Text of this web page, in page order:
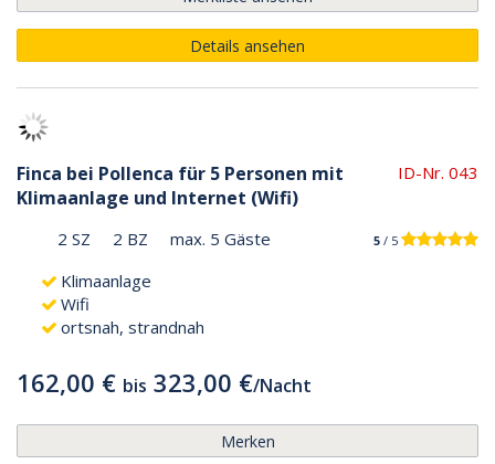
Details ansehen
Finca bei Pollenca für 5 Personen mit
Klimaanlage und Internet (Wifi)
ID-Nr. 043
2 SZ 2 BZ max. 5 Gäste 5 / 5
Klimaanlage
Wifi
ortsnah, strandnah
162,00 € bis 323,00 €/Nacht
Merken